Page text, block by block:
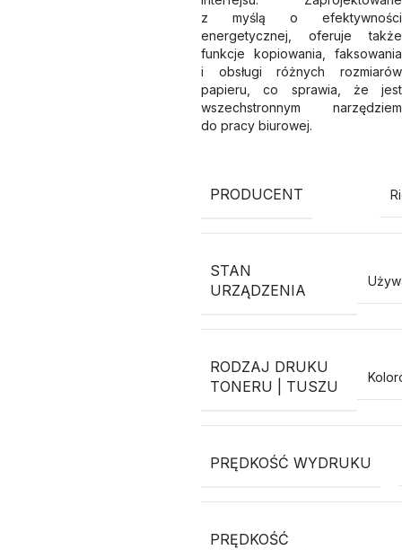
z myślą o efektywności
energetycznej, oferuje także
funkcje kopiowania, faksowania
i obsługi różnych rozmiarów
papieru, co sprawia, że jest
wszechstronnym narzędziem
do pracy biurowej.
PRODUCENT
STAN
URZĄDZENIA
RODZAJ DRUKU
TONERU | TUSZU
PRĘDKOŚĆ WYDRUKU
PRĘDKOŚĆ